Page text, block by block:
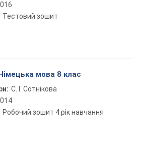
Тестовий зошит
мова 8 клас
С. І. Сотнікова
Робочий зошит 4 рік навчання